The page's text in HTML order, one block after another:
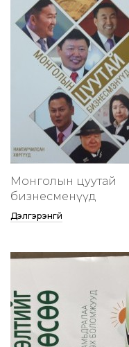
Монголын цуутай
бизнесменүүд
Дэлгэрэнгүй